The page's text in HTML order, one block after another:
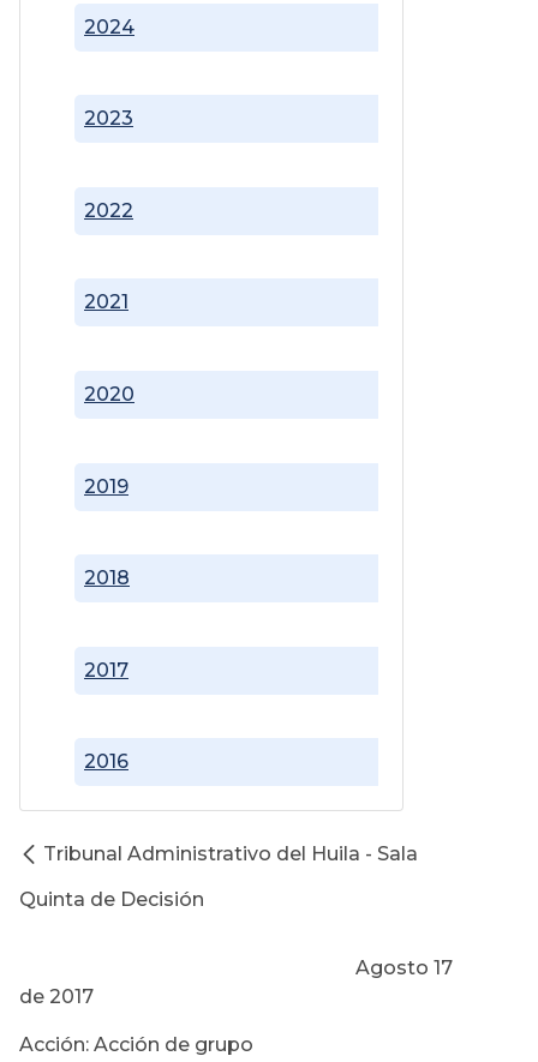
2016
2017
2018
2019
2020
2021
2022
2023
2024
Tribunal Administrativo del Huila - Sala
Quinta de Decisión
Agosto 17
de 2017
Acción: Acción de grupo